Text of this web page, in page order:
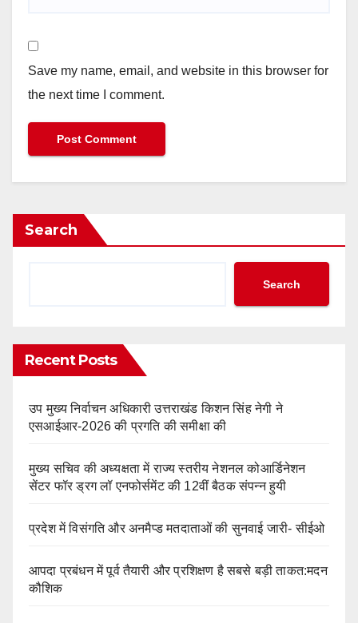
Save my name, email, and website in this browser for
the next time I comment.
Search
Search
Recent Posts
उप मुख्य निर्वाचन अधिकारी उत्तराखंड किशन सिंह नेगी ने
एसआईआर-2026 की प्रगति की समीक्षा की
मुख्य सचिव की अध्यक्षता में राज्य स्तरीय नेशनल कोआर्डिनेशन
सेंटर फॉर ड्रग लॉ एनफोर्समेंट की 12वीं बैठक संपन्न हुयी
प्रदेश में विसंगति और अनमैप्ड मतदाताओं की सुनवाई जारी- सीईओ
आपदा प्रबंधन में पूर्व तैयारी और प्रशिक्षण है सबसे बड़ी ताकत:मदन
कौशिक